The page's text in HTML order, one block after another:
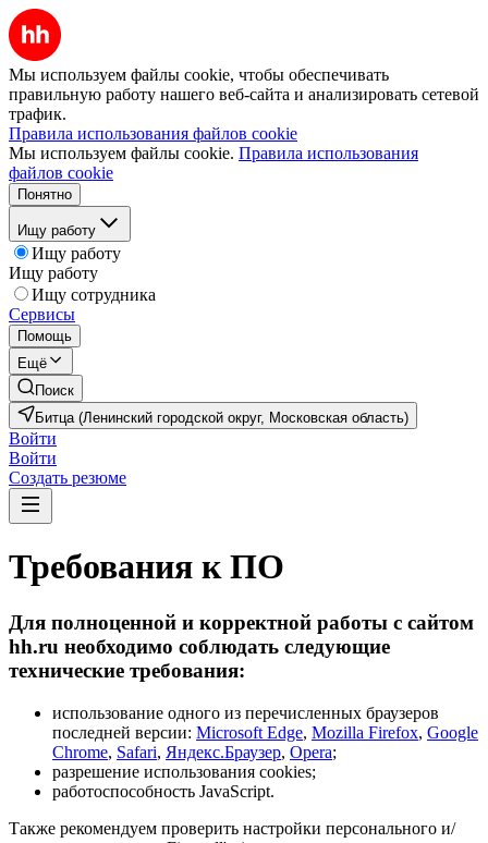
Мы используем файлы cookie, чтобы обеспечивать
правильную работу нашего веб-сайта и анализировать сетевой
трафик.
Правила использования файлов cookie
Мы используем файлы cookie. Правила использования
файлов cookie
Понятно
Ищу работу
Ищу работу
Ищу работу
Ищу сотрудника
Сервисы
Помощь
Ещё
Поиск
Битца (Ленинский городской округ, Московская область)
Войти
Войти
Создать резюме
Требования к ПО
Для полноценной и корректной работы с сайтом
hh.ru необходимо соблюдать следующие
технические требования:
использование одного из перечисленных браузеров
последней версии: Microsoft Edge, Mozilla Firefox, Google
Chrome, Safari, Яндекс.Браузер, Opera;
разрешение использования cookies;
работоспособность JavaScript.
Также рекомендуем проверить настройки персонального и/